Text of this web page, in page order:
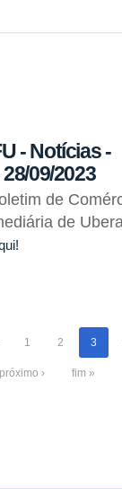
- Notícias -
09/2023
de
de
1 2 3
próximo › fim »